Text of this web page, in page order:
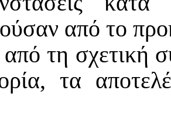
από το
τη σχετική
τα